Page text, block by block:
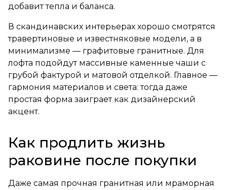
добавит тепла и баланса.
В скандинавских интерьерах хорошо смотрятся
травертиновые и известняковые модели, а в
минимализме — графитовые гранитные. Для
лофта подойдут массивные каменные чаши с
грубой фактурой и матовой отделкой. Главное —
гармония материалов и света: тогда даже
простая форма заиграет как дизайнерский
акцент.
Как продлить жизнь
раковине после покупки
Даже самая прочная гранитная или мраморная